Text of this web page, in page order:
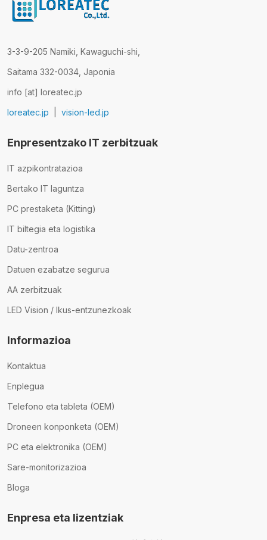
3-3-9-205 Namiki, Kawaguchi-shi,
Saitama 332-0034, Japonia
info [at] loreatec.jp
loreatec.jp
vision-led.jp
Enpresentzako IT zerbitzuak
IT azpikontratazioa
Bertako IT laguntza
PC prestaketa (Kitting)
IT biltegia eta logistika
Datu-zentroa
Datuen ezabatze segurua
AA zerbitzuak
LED Vision / Ikus-entzunezkoak
Informazioa
Kontaktua
Enplegua
Telefono eta tableta (OEM)
Droneen konponketa (OEM)
PC eta elektronika (OEM)
Sare-monitorizazioa
Bloga
Enpresa eta lizentziak